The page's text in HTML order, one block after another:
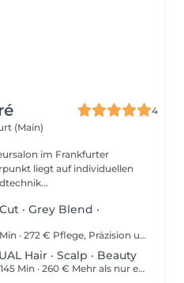
4
(Main)
im Frankfurter
liegt auf individuellen
· Grey Blend ·
THE GENTLEMAN RITUAL 150 Min · 272 € Pflege, Präzision und Entspannung – neu definiert. Ein exklusives Grooming-Erlebnis für Männer, die Wert auf Qualität und Wohlbefinden legen. Enthalten sind ein präziser Haarschnitt, Gray Shading, Bartpflege, Augenbrauenformung, eine entspannende Wellness-Kopfmassage sowie eine professionelle Kopfhautdiagnose – individuell auf Sie abgestimmt. Inklusive: Beratung · Haarschnitt · Gray Shading · Bartpflege · Augenbrauenformung · Wellness-Kopfmassage · Kopfhautdiagnose · Kopfhaut Detox Behandlung Hinweis: Die Haltbarkeit und Intensität einer Haarfarbe oder Tönung ist von individuellen Faktoren wie Haarstruktur, Haarvorgeschichte, Pflege und äußeren Einflüssen abhängig und kann daher nicht garantiert werden.
Hair · Scalp · Beauty
THE SIGNATURE CUT RITUAL 145 Min · 260 € Mehr als nur ein Haarschnitt – ein Moment nur für Dich. Dieses Erlebnis beinhaltet eine individuelle Beratung, eine entspannende Haarwäsche, eine Wellness-Kopfmassage, eine professionelle Kopfhautdiagnose, ein Intensiv-Treatment sowie einen präzisen Haarschnitt inklusive Föhnen und Styling. Für einen rundum gepflegten Look werden zusätzlich die Augenbrauen gezupft und gefärbt sowie die Wimpern gefärbt. Inklusive: Beratung · Haarwäsche · Wellness-Kopfmassage · Kopfhautdiagnose · Kopfhaut Detox Behandlung · Intensiv-Treatment · Haarschnitt · Föhnen & Styling · Augenbrauen formen & färben · Wimpern färben